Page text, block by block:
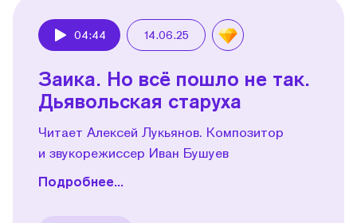
04:44 14.06.25
Заика. Но всё пошло не так.
Дьявольская старуха
Читает Алексей Лукьянов. Композитор
и звукорежиссер Иван Бушуев
Подробнее...